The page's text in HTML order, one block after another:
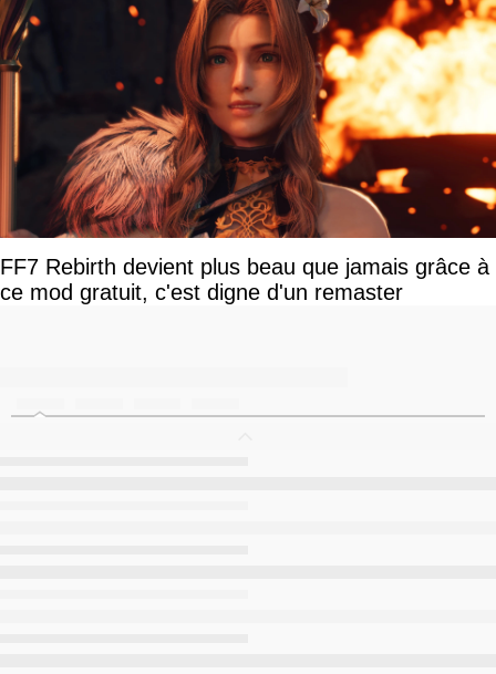
FF7 Rebirth devient plus beau que jamais grâce à
ce mod gratuit, c'est digne d'un remaster